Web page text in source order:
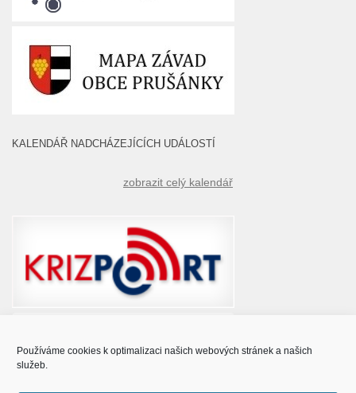
Používáme cookies k optimalizaci našich webových stránek a našich
služeb.
KALENDÁŘ NADCHÁZEJÍCÍCH UDÁLOSTÍ
zobrazit celý kalendář